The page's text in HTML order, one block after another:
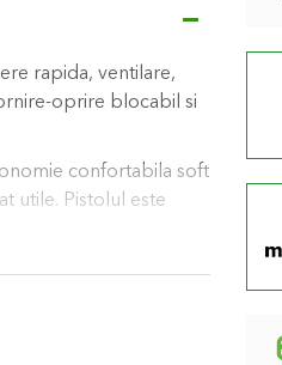
rapida, ventilare,
oprire blocabil si
confortabila soft
utile. Pistolul este
declansatorul. In